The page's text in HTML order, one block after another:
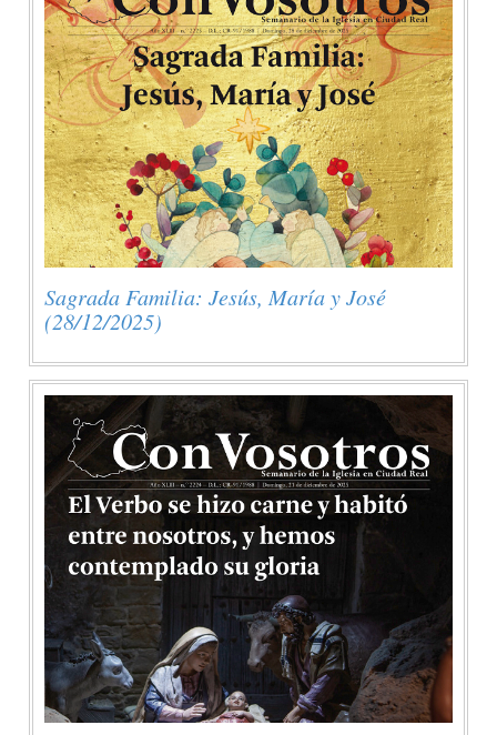
Sagrada Familia: Jesús, María y José
(28/12/2025)